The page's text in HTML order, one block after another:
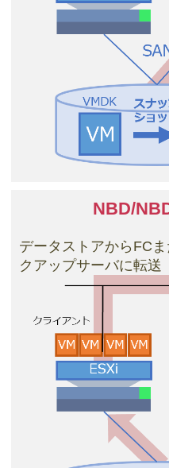
NBD/
データストアからFC
クアップサーバに転送